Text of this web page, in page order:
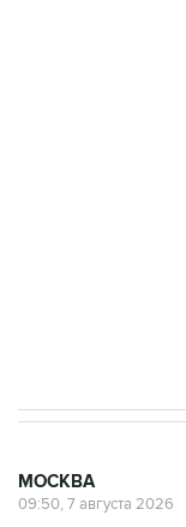
МОСКВА
09:50, 7 августа 2026